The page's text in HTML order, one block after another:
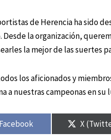
de Herencia ha sido
la organización,
la mejor de las suertes
los aficionados y
a nuestras campeonas en
Facebook X